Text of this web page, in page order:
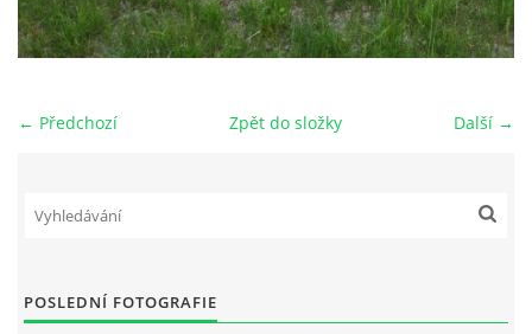
← Předchozí Další →
Zpět do složky
POSLEDNÍ FOTOGRAFIE